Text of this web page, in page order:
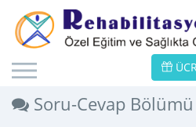
Soru-Cevap Bölümü